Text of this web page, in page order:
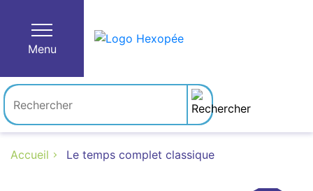
Menu
Accueil Le temps complet classique